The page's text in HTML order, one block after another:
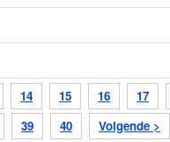
14 15 16 17
39 40 Volgende >